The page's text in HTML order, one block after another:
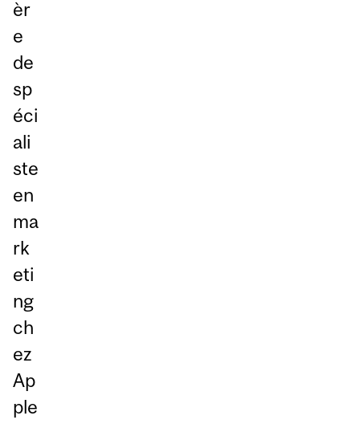
èr
e
de
sp
éci
ali
ste
en
ma
rk
eti
ng
ch
ez
Ap
ple